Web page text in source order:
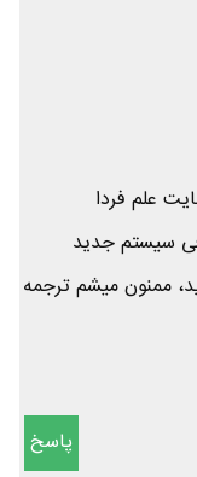
علم فردا
سیستم جدید
ممنون میشم ترجمه‌
پاسخ